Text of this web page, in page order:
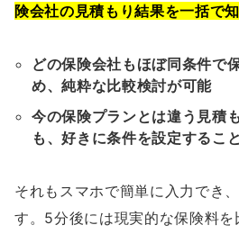
険会社の見積もり結果を一括で
どの保険会社もほぼ同条件で
め、純粋な比較検討が可能
今の保険プランとは違う見積
も、好きに条件を設定するこ
それもスマホで簡単に入力でき
す。5分後には現実的な保険料